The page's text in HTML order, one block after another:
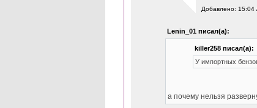
Добавлено: 15:04
Lenin_01 писал(а):
killer258 писал(а):
У импортных
а почему нельзя